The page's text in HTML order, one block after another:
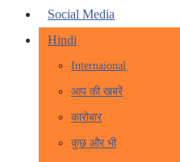
Social Media
Hindi
Internaional
आप की खबरें
कारोबार
कुछ और भी